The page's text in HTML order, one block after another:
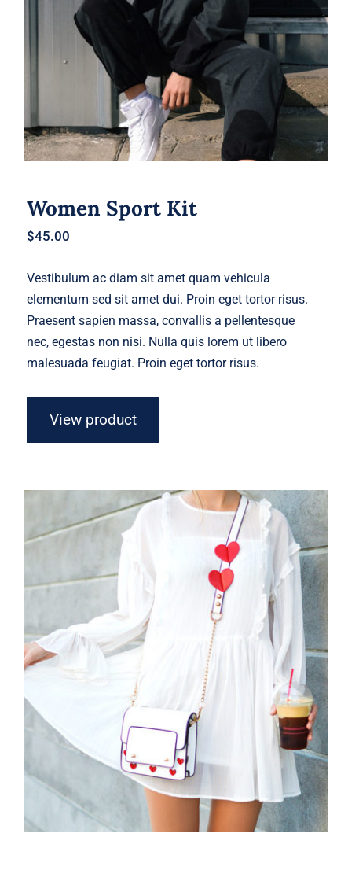
Women Sport Kit
$45.00
Vestibulum ac diam sit amet quam vehicula
elementum sed sit amet dui. Proin eget tortor risus.
Praesent sapien massa, convallis a pellentesque
nec, egestas non nisi. Nulla quis lorem ut libero
malesuada feugiat. Proin eget tortor risus.
View product
White Dress